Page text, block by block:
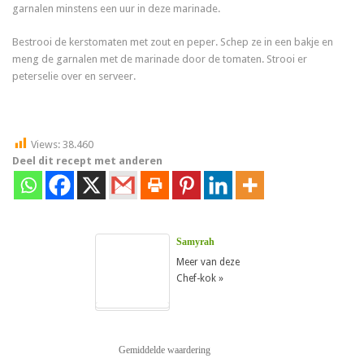
garnalen minstens een uur in deze marinade.
Bestrooi de kerstomaten met zout en peper. Schep ze in een bakje en
meng de garnalen met de marinade door de tomaten. Strooi er
peterselie over en serveer.
Views: 38.460
Deel dit recept met anderen
Samyrah
Meer van deze
Chef-kok »
Gemiddelde waardering